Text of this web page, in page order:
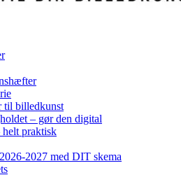
billedkunst
– gør den digital
helt praktisk
2027 med DIT skema